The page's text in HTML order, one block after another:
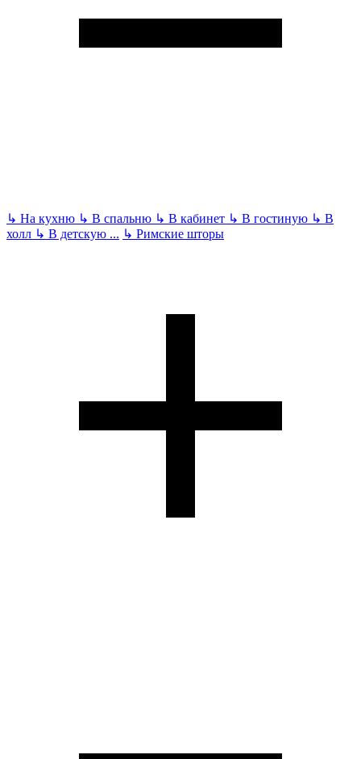
↳ На кухню ↳ В спальню ↳ В кабинет ↳ В гостиную ↳ В
холл ↳ В детскую ... ↳ Римские шторы